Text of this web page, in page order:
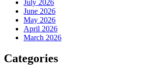
July 2026
June 2026
May 2026
April 2026
March 2026
Categories